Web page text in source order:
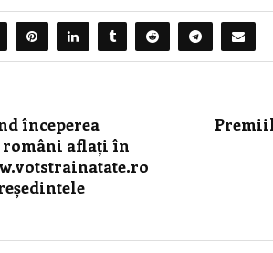
începerea
aflați în